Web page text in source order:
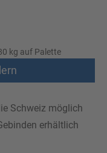
kg auf Palette
Schweiz möglich
erhältlich